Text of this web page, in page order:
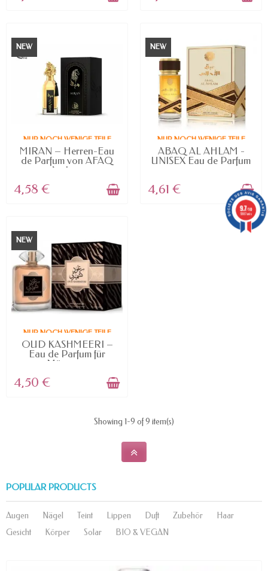
NEW
NUR NOCH WENIGE TEILE
VERFÜGBAR
MIRAN – Herren-Eau
de Parfum von AFAQ
Arabian
4,58 €
NEW
NUR NOCH WENIGE TEILE
VERFÜGBAR
ABAQ AL AHLAM -
UNISEX Eau de Parfum
4,61 €
NEW
NUR NOCH WENIGE TEILE
VERFÜGBAR
OUD KASHMEERI –
Eau de Parfum für
Männer...
4,50 €
Showing 1-9 of 9 item(s)
POPULAR PRODUCTS
Augen Nägel Teint Lippen Duft Zubehör
Haar
Gesicht
Körper Solar BIO & VEGAN
9.7/10
5887 avis